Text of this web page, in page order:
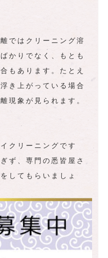
ではクリーニング溶
かりでなく、もとも
もあります。たとえ
き上がっている場合
現象が見られます。
クリーニングです
ず、専門の悉皆屋さ
してもらいましょ